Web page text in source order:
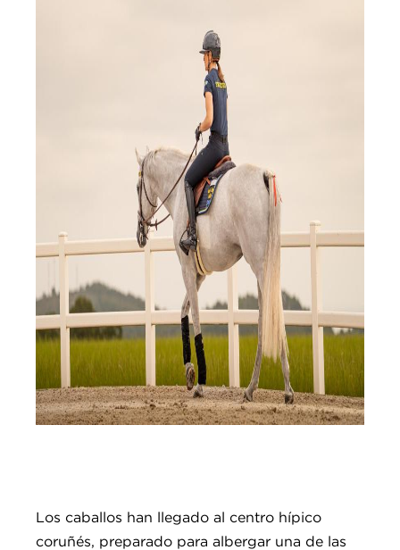
Los caballos han llegado al centro hípico
coruñés, preparado para albergar una de las